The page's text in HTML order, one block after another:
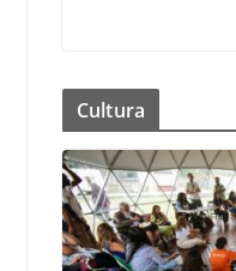
Cultura